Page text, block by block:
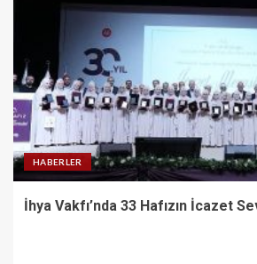
HABERLER
İhya Vakfı’nda 33 Hafızın İcazet